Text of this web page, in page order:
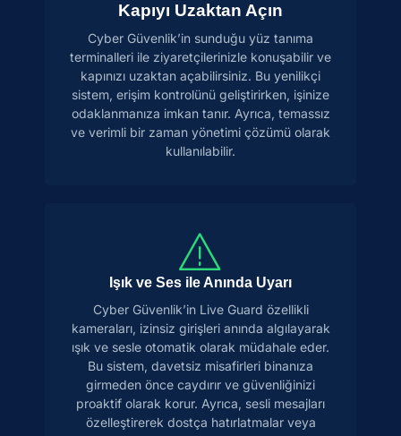
Kapıyı Uzaktan Açın
Cyber Güvenlik’in sunduğu yüz tanıma
terminalleri ile ziyaretçilerinizle konuşabilir ve
kapınızı uzaktan açabilirsiniz. Bu yenilikçi
sistem, erişim kontrolünü geliştirirken, işinize
odaklanmanıza imkan tanır. Ayrıca, temassız
ve verimli bir zaman yönetimi çözümü olarak
kullanılabilir.
Işık ve Ses ile Anında Uyarı
Cyber Güvenlik’in Live Guard özellikli
kameraları, izinsiz girişleri anında algılayarak
ışık ve sesle otomatik olarak müdahale eder.
Bu sistem, davetsiz misafirleri binanıza
girmeden önce caydırır ve güvenliğinizi
proaktif olarak korur. Ayrıca, sesli mesajları
özelleştirerek dostça hatırlatmalar veya